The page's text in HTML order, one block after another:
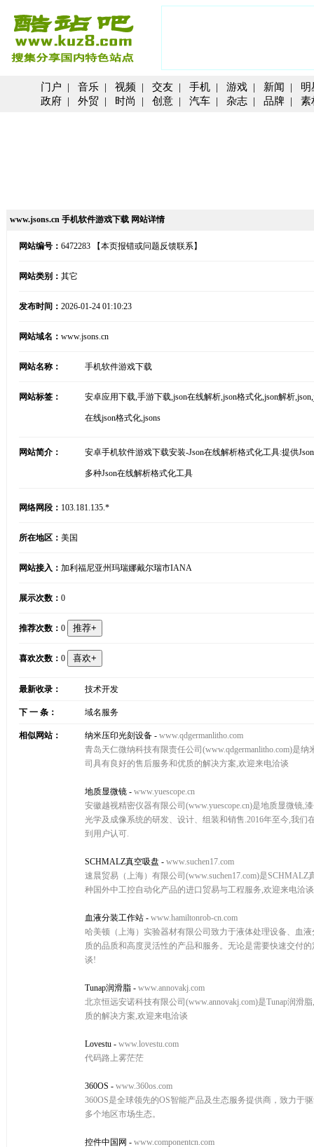
门户 | 音乐 | 视频 | 交友 | 手机 | 游戏 | 新闻 | 明
政府 | 外贸 | 时尚 | 创意 | 汽车 | 杂志 | 品牌 | 素
www.jsons.cn 手机软件游戏下载 网站详情
网站编号： 6472283 【本页报错或问题反馈联系】
网站类别： 其它
发布时间： 2026-01-24 01:10:23
网站域名： www.jsons.cn
网站名称： 手机软件游戏下载
网站标签： 安卓应用下载,手游下载,json在线解析,json格式化,json解析
在线json格式化,jsons
网站简介： 安卓手机软件游戏下载安装-Json在线解析格式化工具:提供
多种Json在线解析格式化工具
网络网段： 103.181.135.*
所在地区： 美国
网站接入： 加利福尼亚州玛瑞娜戴尔瑞市IANA
展示次数： 0
推荐次数： 0
喜欢次数： 0
最新收录： 技术开发
下 一 条： 域名服务
相似网站： 纳米压印光刻设备 - www.qdgermanlitho.com
青岛天仁微纳科技有限责任公司(www.qdgermanlitho.com)是
司具有良好的售后服务和优质的解决方案,欢迎来电洽谈
地质显微镜 - www.yuescope.cn
安徽越视精密仪器有限公司(www.yuescope.cn)是地质显微镜
光学及成像系统的研发、设计、组装和销售.2016年至今,我
到用户认可.
SCHMALZ真空吸盘 - www.suchen17.com
速晨贸易（上海）有限公司(www.suchen17.com)是
种国外中工控自动化产品的进口贸易与工程服务,欢迎来电洽谈
血液分装工作站 - www.hamiltonrob-cn.com
哈美顿（上海）实验器材有限公司致力于液体处理设备、血
质的品质和高度灵活性的产品和服务。无论是需要快速交付
谈!
Tunap润滑脂 - www.annovakj.com
北京恒远安诺科技有限公司(www.annovakj.com)是Tunap润滑
质的解决方案,欢迎来电洽谈
Lovestu - www.lovestu.com
代码路上雾茫茫
360OS - www.360os.com
360OS是全球领先的OS智能产品及生态服务提供商，致力于
多个地区市场生态。
控件中国网 - www.componentcn.com